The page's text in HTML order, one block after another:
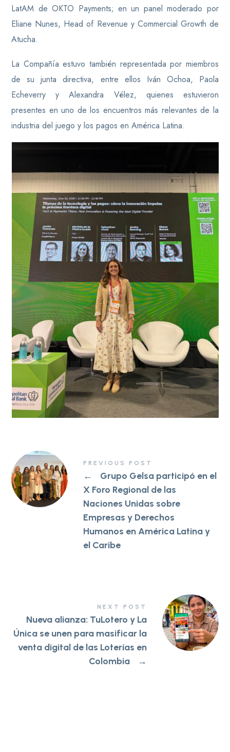
LatAM de OKTO Payments; en un panel moderado por
Eliane Nunes, Head of Revenue y Commercial Growth de
Atucha.
La Compañía estuvo también representada por miembros
de su junta directiva, entre ellos Iván Ochoa, Paola
Echeverry y Alexandra Vélez, quienes estuvieron
presentes en uno de los encuentros más relevantes de la
industria del juego y los pagos en América Latina.
PREVIOUS POST
←
Grupo Gelsa participó en el
X Foro Regional de las
Naciones Unidas sobre
Empresas y Derechos
Humanos en América Latina y
el Caribe
NEXT POST
Nueva alianza: TuLotero y La
Única se unen para masificar la
venta digital de las Loterías en
Colombia
→